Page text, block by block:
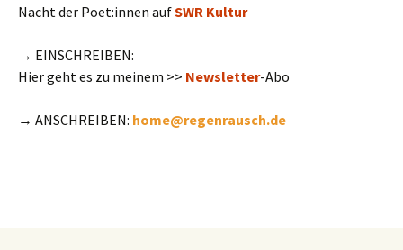
Nacht der Poet:innen aufSWR Kultur
→ EINSCHREIBEN:
Hier geht es zu meinem >> Newsletter-Abo
→ ANSCHREIBEN: home@regenrausch.de